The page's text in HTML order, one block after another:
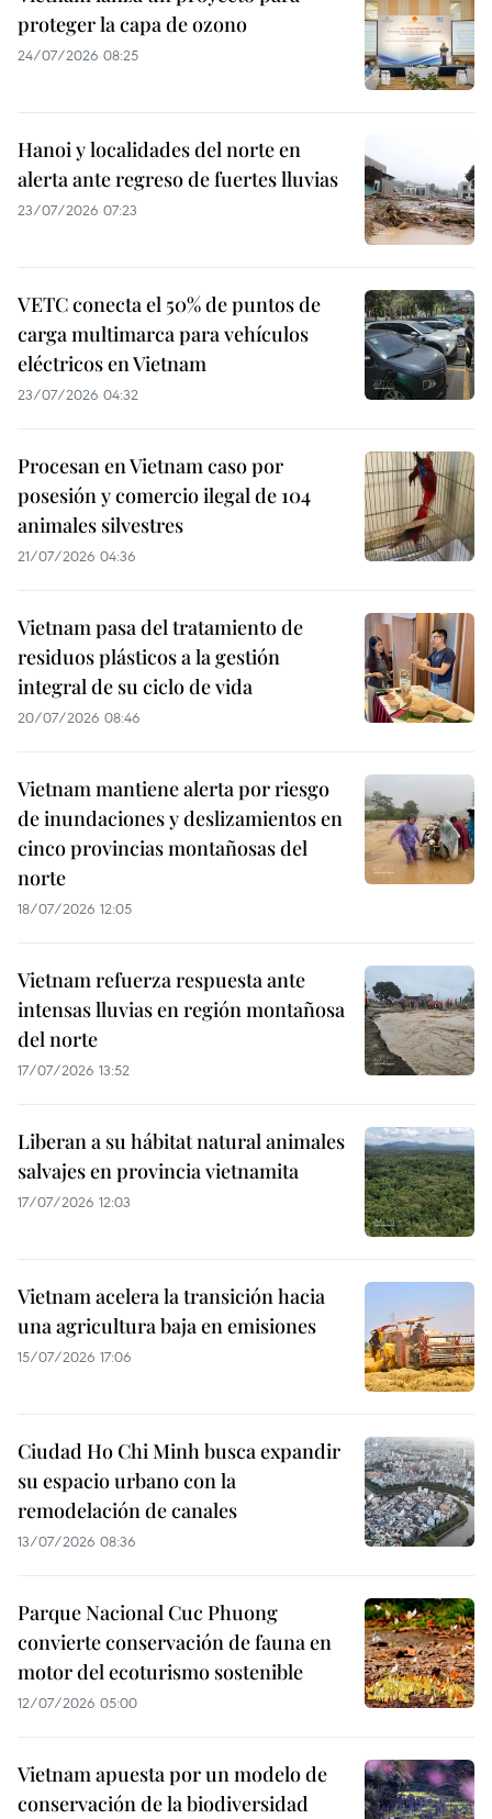
proteger la capa de ozono
24/07/2026 08:25
Hanoi y localidades del norte en
alerta ante regreso de fuertes lluvias
23/07/2026 07:23
VETC conecta el 50% de puntos de
carga multimarca para vehículos
eléctricos en Vietnam
23/07/2026 04:32
Procesan en Vietnam caso por
posesión y comercio ilegal de 104
animales silvestres
21/07/2026 04:36
Vietnam pasa del tratamiento de
residuos plásticos a la gestión
integral de su ciclo de vida
20/07/2026 08:46
Vietnam mantiene alerta por riesgo
de inundaciones y deslizamientos en
cinco provincias montañosas del
norte
18/07/2026 12:05
Vietnam refuerza respuesta ante
intensas lluvias en región montañosa
del norte
17/07/2026 13:52
Liberan a su hábitat natural animales
salvajes en provincia vietnamita
17/07/2026 12:03
Vietnam acelera la transición hacia
una agricultura baja en emisiones
15/07/2026 17:06
Ciudad Ho Chi Minh busca expandir
su espacio urbano con la
remodelación de canales
13/07/2026 08:36
Parque Nacional Cuc Phuong
convierte conservación de fauna en
motor del ecoturismo sostenible
12/07/2026 05:00
Vietnam apuesta por un modelo de
conservación de la biodiversidad